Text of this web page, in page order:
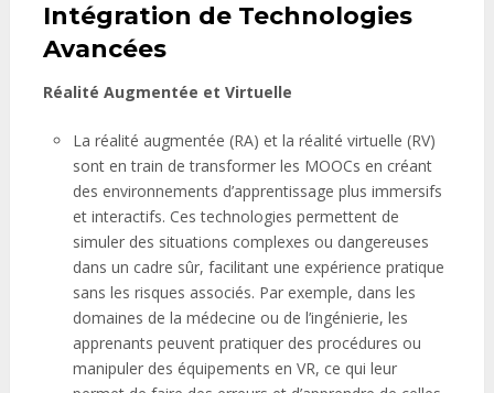
Intégration de Technologies
Avancées
Réalité Augmentée et Virtuelle
La réalité augmentée (RA) et la réalité virtuelle (RV)
sont en train de transformer les MOOCs en créant
des environnements d’apprentissage plus immersifs
et interactifs. Ces technologies permettent de
simuler des situations complexes ou dangereuses
dans un cadre sûr, facilitant une expérience pratique
sans les risques associés. Par exemple, dans les
domaines de la médecine ou de l’ingénierie, les
apprenants peuvent pratiquer des procédures ou
manipuler des équipements en VR, ce qui leur